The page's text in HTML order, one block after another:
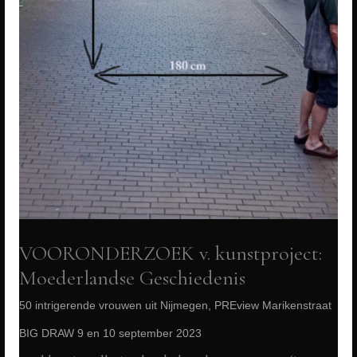
VOORONDERZOEK v. kunstproject:
Moederlandse Geschiedenis
50 intrigerende vrouwen uit Nijmegen, PREview Marikenstraat
BIG DRAW 9 en 10 september 2023